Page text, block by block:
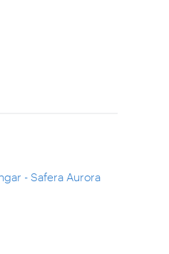
- Safera Aurora